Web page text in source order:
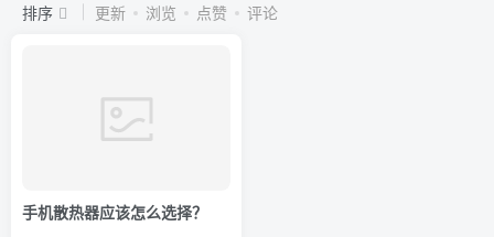
排序
更新 浏览 点赞 评论
手机散热器应该怎么选择？